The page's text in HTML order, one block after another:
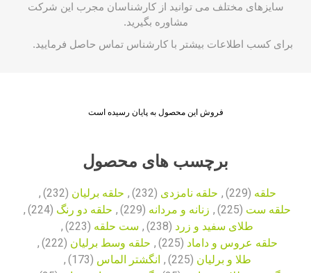
سایزهای مختلف می توانید از کارشناسان مجرب این شرکت
مشاوره بگیرید.
برای کسب اطلاعات بیشتر باکارشناستماس حاصل فرمایید.
فروش این محصول به پایان رسیده است
برچسب های محصول
حلقه (229)
, حلقه نامزدی (232)
, حلقه برلیان (232)
,
حلقه ست (225)
, زنانه و مردانه (229)
, حلقه دو رنگ (224)
,
طلای سفید و زرد (238)
, ست حلقه (223)
,
حلقه عروس و داماد (225)
, حلقه وسط برلیان (222)
,
طلا و برلیان (225)
, انگشتر الماس (173)
,